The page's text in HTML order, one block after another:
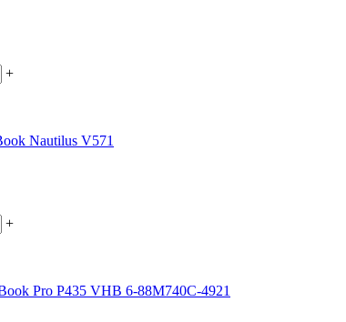
+
Nautilus V571
+
Pro P435 VHB 6-88M740C-4921